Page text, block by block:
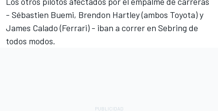
- Sébastien Buemi, Brendon Hartley (ambos Toyota) y
James Calado (Ferrari) - iban a correr en Sebring de
todos modos.